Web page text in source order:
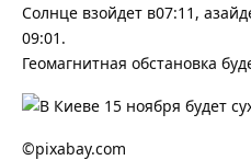
Солнце взойдет в07:11,
09:01.
Геомагнитная обстановка
©pixabay.com